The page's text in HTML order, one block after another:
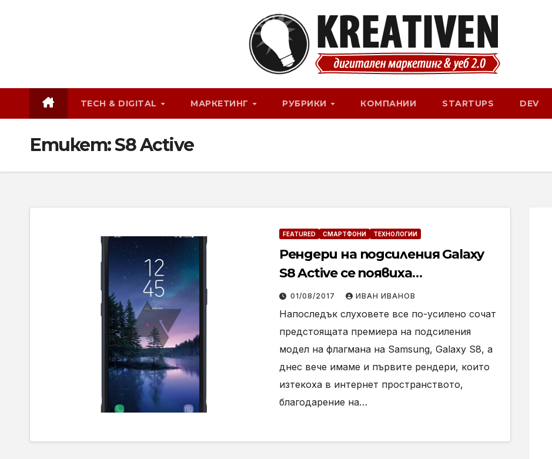
TECH & DIGITAL МАРКЕТИНГ РУБРИКИ КОМПАНИИ STARTUPS DEV
Етикет:S8 Active
FEATURED СМАРТФОНИ ТЕХНОЛОГИИ
Рендери на подсиления Galaxy
S8 Active се появиха
предпремиерно
01/08/2017 ИВАН ИВАНОВ
Напоследък слуховете все по-усилено сочат
предстоящата премиера на подсиления
модел на флагмана на Samsung, Galaxy S8, а
днес вече имаме и първите рендери, които
изтекоха в интернет пространството,
благодарение на…